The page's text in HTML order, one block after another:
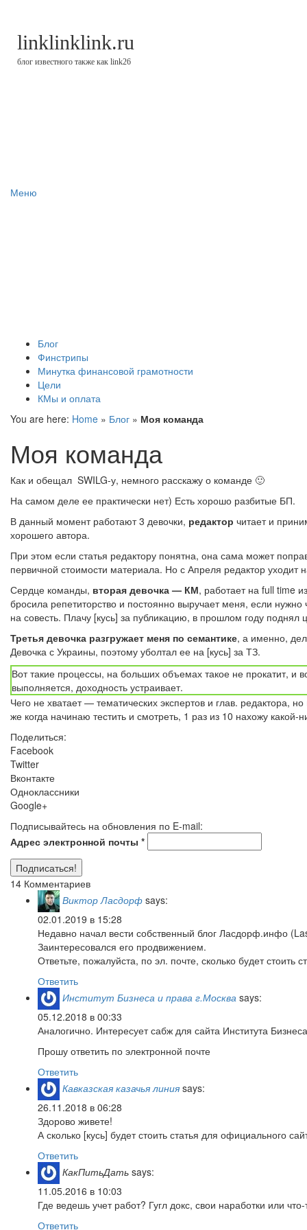
linklinklink.ru
блог известного также как link26
Меню
Блог
Финстрипы
Минутка финансовой грамотности
Цели
КМы и оплата
You are here: Home » Блог » Моя команда
Моя команда
Как и обещал SWILG-у, немного расскажу о команде 🙂
На самом деле ее практически нет) Есть хорошо разбитые БП.
В данный момент работают 3 девочки, редактор читает и
хорошего автора.
При этом если статья редактору понятна, она сама может
первичной стоимости материала. Но с Апреля редактор уходит
Сердце команды, вторая девочка — КМ, работает на full time
бросила репетиторство и постоянно выручает меня, если
на совесть. Плачу [кусь] за публикацию, в прошлом году
Третья девочка разгружает меня по семантике, а именно,
Девочка с Украины, поэтому уболтал ее на [кусь] за ТЗ.
Вот такие процессы, на больших объемах такое не прокатит, и
выполняется, доходность устраивает.
Чего не хватает — тематических экспертов и глав. редактора,
же когда начинаю тестить и смотреть, 1 раз из 10 нахожу
Поделиться:
Facebook
Twitter
Вконтакте
Одноклассники
Google+
Подписывайтесь на обновления по E-mail:
Адрес электронной почты *
14 Комментариев
Виктор Ласдорф says:
02.01.2019 в 15:28
Недавно начал вести собственный блог Ласдорф.инфо
Заинтересовался его продвижением.
Ответьте, пожалуйста, по эл. почте, сколько будет стоить
Ответить
Институт Бизнеса и права г.Москва says:
05.12.2018 в 00:33
Аналогично. Интересует сабж для сайта Института
Прошу ответить по электронной почте
Ответить
Кавказская казачья линия says:
26.11.2018 в 06:28
Здорово живете!
А сколько [кусь] будет стоить статья для официального
Ответить
КакПитьДать says:
11.05.2016 в 10:03
Где ведешь учет работ? Гугл докс, свои наработки или
Ответить